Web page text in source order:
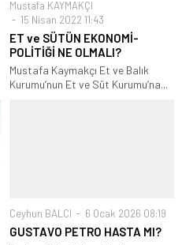
Mustafa KAYMAKÇI
15 Nisan 2022 11:43
ET ve SÜTÜN EKONOMİ-
POLİTİĞİ NE OLMALI?
Mustafa Kaymakçı Et ve Balık
Kurumu’nun Et ve Süt Kurumu’na...
Ceyhun BALCI 6 Ocak 2026 08:19
GUSTAVO PETRO HASTA MI?